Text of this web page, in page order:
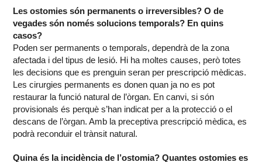
Les ostomies són permanents o irreversibles? O de
vegades són només solucions temporals? En quins
casos?
Poden ser permanents o temporals, dependrà de la zona
afectada i del tipus de lesió. Hi ha moltes causes, però totes
les decisions que es prenguin seran per prescripció mèdicas.
Les cirurgies permanents es donen quan ja no es pot
restaurar la funció natural de l’òrgan. En canvi, si són
provisionals és perquè s’han indicat per a la protecció o el
descans de l’òrgan. Amb la preceptiva prescripció mèdica, es
podrà reconduir el trànsit natural.
Quina és la incidència de l’ostomia? Quantes ostomies es